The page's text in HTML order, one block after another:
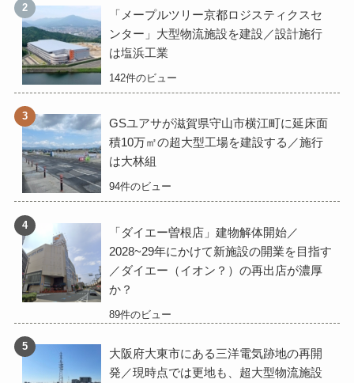
「メープルツリー京都ロジスティクスセ
ンター」大型物流施設を建設／設計施行
は塩浜工業
142件のビュー
GSユアサが滋賀県守山市横江町に延床面
積10万㎡の超大型工場を建設する／施行
は大林組
94件のビュー
「ダイエー曽根店」建物解体開始／
2028~29年にかけて新施設の開業を目指す
／ダイエー（イオン？）の再出店が濃厚
か？
89件のビュー
大阪府大東市にある三洋電気跡地の再開
発／現時点では更地も、超大型物流施設